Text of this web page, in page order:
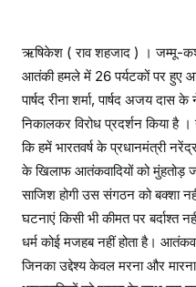
ऋषिकेश ( राव शहजाद ) । जम्मू-
आतंकी हमले में 26 पर्यटकों पर हुए
पार्षद रीना शर्मा, पार्षद अजय दास
निकालकर विरोध प्रदर्शन किया है ।
कि हमें भारतवर्ष के प्रधानमंत्री
के खिलाफ आतंकवादियों को मुंहतोड़
साजिश होगी उस संगठन को बक्शा
घटनाएं किसी भी कीमत पर बर्दाश्त
धर्म कोई मजहब नहीं होता है।
जिनका उद्देश्य केवल मरना और मारना